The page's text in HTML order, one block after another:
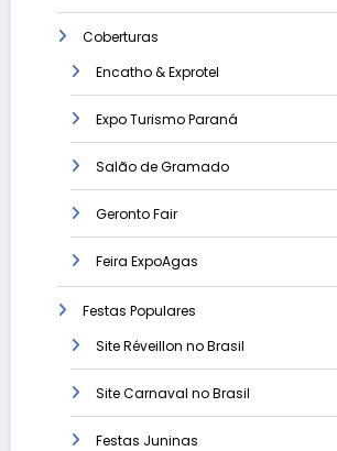
Coberturas
Encatho & Exprotel
Expo Turismo Paraná
Salão de Gramado
Geronto Fair
Feira ExpoAgas
Festas Populares
Site Réveillon no Brasil
Site Carnaval no Brasil
Festas Juninas